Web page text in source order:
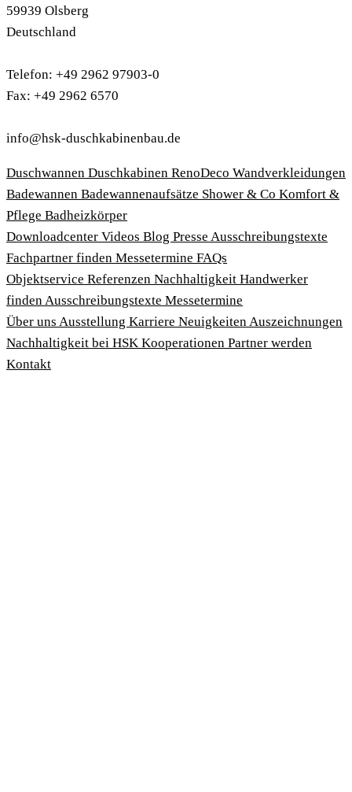
59939 Olsberg
Deutschland
Telefon: +49 2962 97903-0
Fax: +49 2962 6570
info@hsk-duschkabinenbau.de
Duschwannen Duschkabinen RenoDeco Wandverkleidungen
Badewannen Badewannenaufsätze Shower & Co Komfort &
Pflege Badheizkörper
Download­center Videos Blog Presse Ausschreibungstexte
Fachpartner finden Messetermine FAQs
Objektservice Referenzen Nachhaltigkeit Handwerker
findenAusschreibungstexte Messetermine
Über uns Ausstellung Karriere NeuigkeitenAuszeichnungen
Nachhaltigkeit bei HSK Kooperationen Partner werden
Kontakt